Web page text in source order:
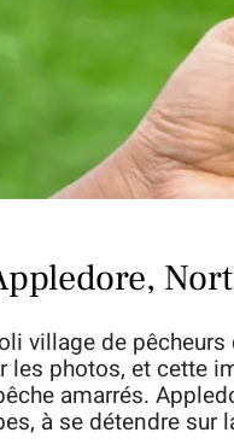
village de
les photos, et cette
amarrés.
à se détendre sur